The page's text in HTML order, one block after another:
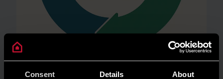
Consent Details About